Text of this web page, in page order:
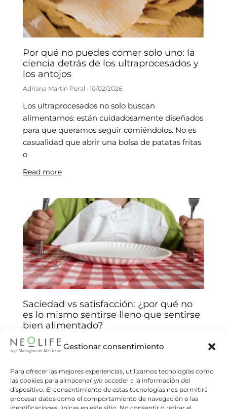
Gestionar consentimiento
Para ofrecer las mejores experiencias, utilizamos tecnologías como
las cookies para almacenar y/o acceder a la información del
dispositivo. El consentimiento de estas tecnologías nos permitirá
procesar datos como el comportamiento de navegación o las
Por qué no puedes comer solo uno: la
ciencia detrás de los ultraprocesados y
los antojos
Adriana Martín Peral 10/02/2026
Los ultraprocesados no solo buscan
alimentarnos: están cuidadosamente diseñados
para que queramos seguir comiéndolos. No es
casualidad que abrir una bolsa de patatas fritas
o
Read more
Saciedad vs satisfacción: ¿por qué no
es lo mismo sentirse lleno que sentirse
bien alimentado?
Arantxa Jiménez
detrás de sus decisiones alimentarias y mejore
su relación con la comida. Muchas veces
creemos que comer hasta sentirnos